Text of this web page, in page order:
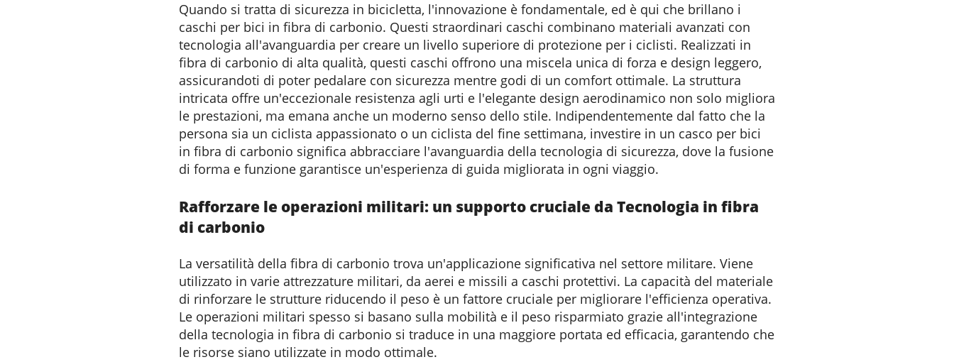
Quando si tratta di sicurezza in bicicletta, l'innovazione è fondamentale, ed è qui che brillano i
caschi per bici in fibra di carbonio. Questi straordinari caschi combinano materiali avanzati con
tecnologia all'avanguardia per creare un livello superiore di protezione per i ciclisti. Realizzati in
fibra di carbonio di alta qualità, questi caschi offrono una miscela unica di forza e design leggero,
assicurandoti di poter pedalare con sicurezza mentre godi di un comfort ottimale. La struttura
intricata offre un'eccezionale resistenza agli urti e l'elegante design aerodinamico non solo migliora
le prestazioni, ma emana anche un moderno senso dello stile. Indipendentemente dal fatto che la
persona sia un ciclista appassionato o un ciclista del fine settimana, investire in un casco per bici
in fibra di carbonio significa abbracciare l'avanguardia della tecnologia di sicurezza, dove la fusione
di forma e funzione garantisce un'esperienza di guida migliorata in ogni viaggio.
Rafforzare le operazioni militari: un supporto cruciale da Tecnologia in fibra
di carbonio
La versatilità della fibra di carbonio trova un'applicazione significativa nel settore militare. Viene
utilizzato in varie attrezzature militari, da aerei e missili a caschi protettivi. La capacità del materiale
di rinforzare le strutture riducendo il peso è un fattore cruciale per migliorare l'efficienza operativa.
Le operazioni militari spesso si basano sulla mobilità e il peso risparmiato grazie all'integrazione
della tecnologia in fibra di carbonio si traduce in una maggiore portata ed efficacia, garantendo che
le risorse siano utilizzate in modo ottimale.